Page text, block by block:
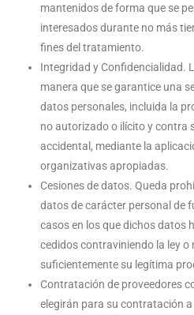
mantenidos de forma que se
interesados durante no más
fines del tratamiento.
Integridad y Confidencialidad.
manera que se garantice una
datos personales, incluida la
no autorizado o ilícito y contra
accidental, mediante la
organizativas apropiadas.
Cesiones de datos. Queda
datos de carácter personal de
casos en los que dichos datos
cedidos contraviniendo la ley o
suficientemente su legítima
Contratación de proveedores
elegirán para su contratación